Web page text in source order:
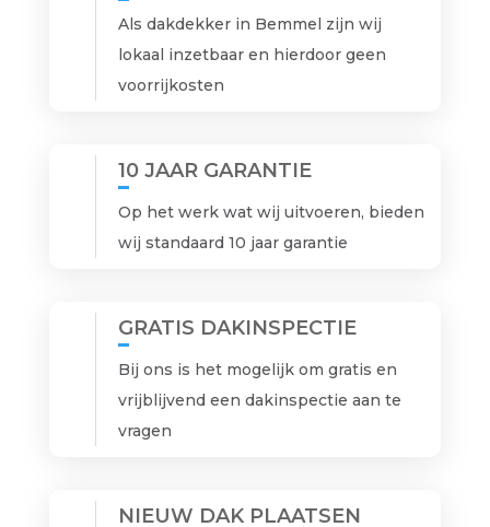
Als dakdekker in Bemmel zijn wij
lokaal inzetbaar en hierdoor geen
voorrijkosten
10 JAAR GARANTIE
Op het werk wat wij uitvoeren, bieden
wij standaard 10 jaar garantie
GRATIS DAKINSPECTIE
Bij ons is het mogelijk om gratis en
vrijblijvend een dakinspectie aan te
vragen
NIEUW DAK PLAATSEN